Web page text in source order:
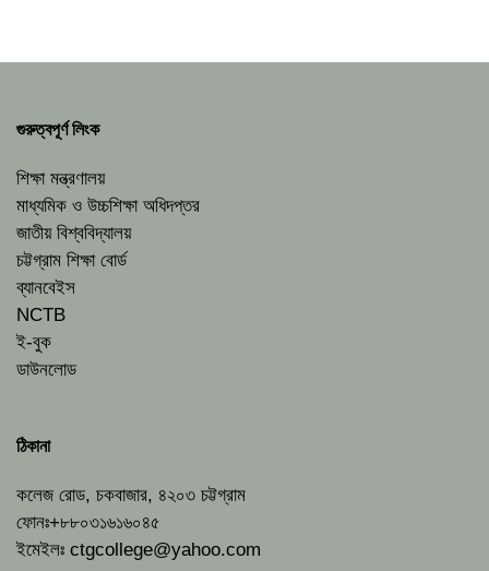
গুরুত্বপূর্ণ লিংক
শিক্ষা মন্ত্রণালয়
মাধ্যমিক ও উচ্চশিক্ষা অধিদপ্তর
জাতীয় বিশ্ববিদ্যালয়
চট্টগ্রাম শিক্ষা বোর্ড
ব্যানবেইস
NCTB
ই-বুক
ডাউনলোড
ঠিকানা
কলেজ রোড, চকবাজার, ৪২০৩ চট্টগ্রাম
ফোনঃ+৮৮০৩১৬১৬০৪৫
ইমেইলঃ ctgcollege@yahoo.com